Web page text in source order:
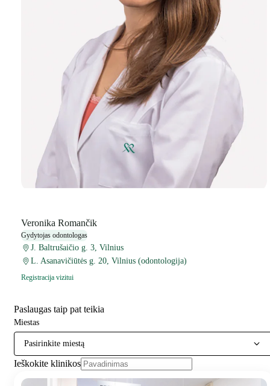
Veronika Romančik
Gydytojas odontologas
J. Baltrušaičio g. 3, Vilnius
L. Asanavičiūtės g. 20, Vilnius (odontologija)
Registracija vizitui
Paslaugas taip pat teikia
Miestas
Pasirinkite miestą
Ieškokite klinikos